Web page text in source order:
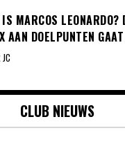
MARCOS LEONARDO?
AAN DOELPUNTEN
CLUB NIEUWS